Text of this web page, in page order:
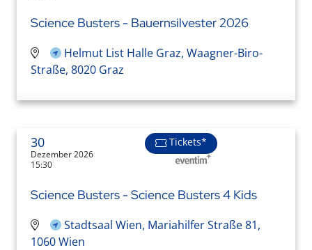
Science Busters - Bauernsilvester 2026
Helmut List Halle Graz, Waagner-Biro-
Straße, 8020 Graz
30
Dezember 2026
15:30
Tickets*
Science Busters - Science Busters 4 Kids
Stadtsaal Wien, Mariahilfer Straße 81,
1060 Wien